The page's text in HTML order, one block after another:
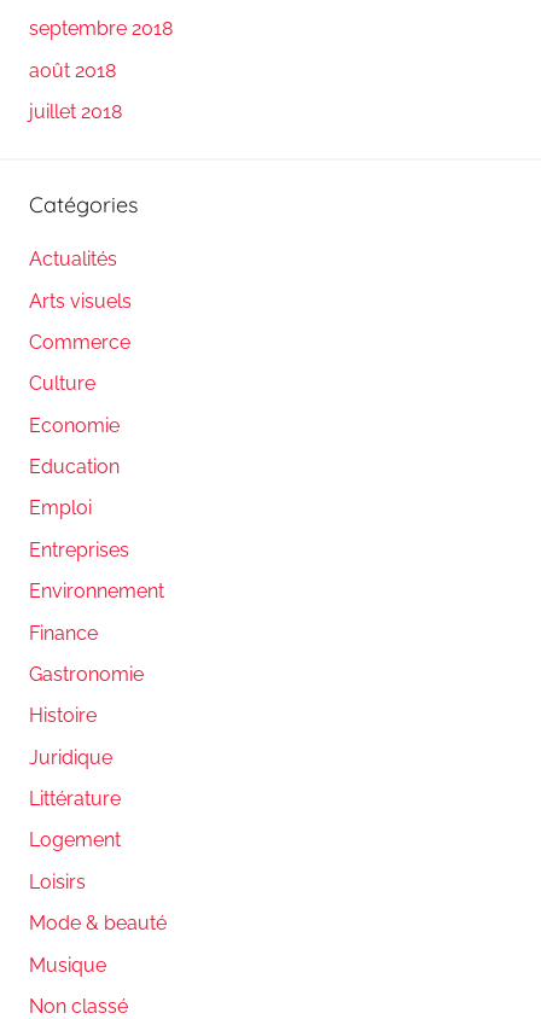
septembre 2018
août 2018
juillet 2018
Catégories
Actualités
Arts visuels
Commerce
Culture
Economie
Education
Emploi
Entreprises
Environnement
Finance
Gastronomie
Histoire
Juridique
Littérature
Logement
Loisirs
Mode & beauté
Musique
Non classé